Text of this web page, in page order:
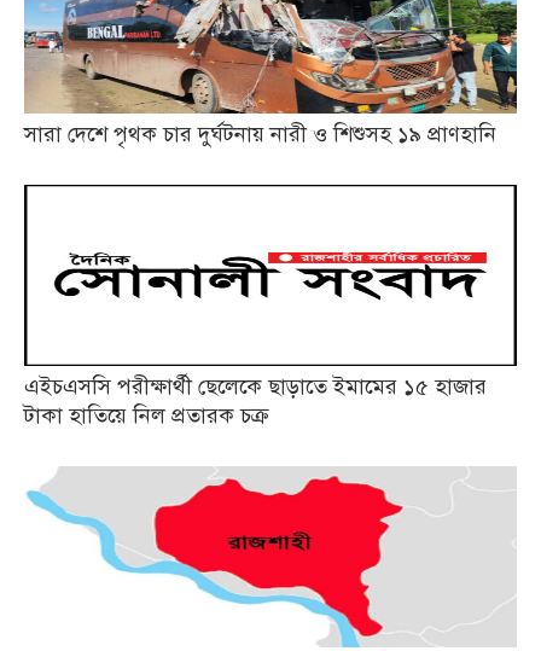
সারা দেশে পৃথক চার দুর্ঘটনায় নারী ও শিশুসহ ১৯ প্রাণহানি
এইচএসসি পরীক্ষার্থী ছেলেকে ছাড়াতে ইমামের ১৫ হাজার
টাকা হাতিয়ে নিল প্রতারক চক্র